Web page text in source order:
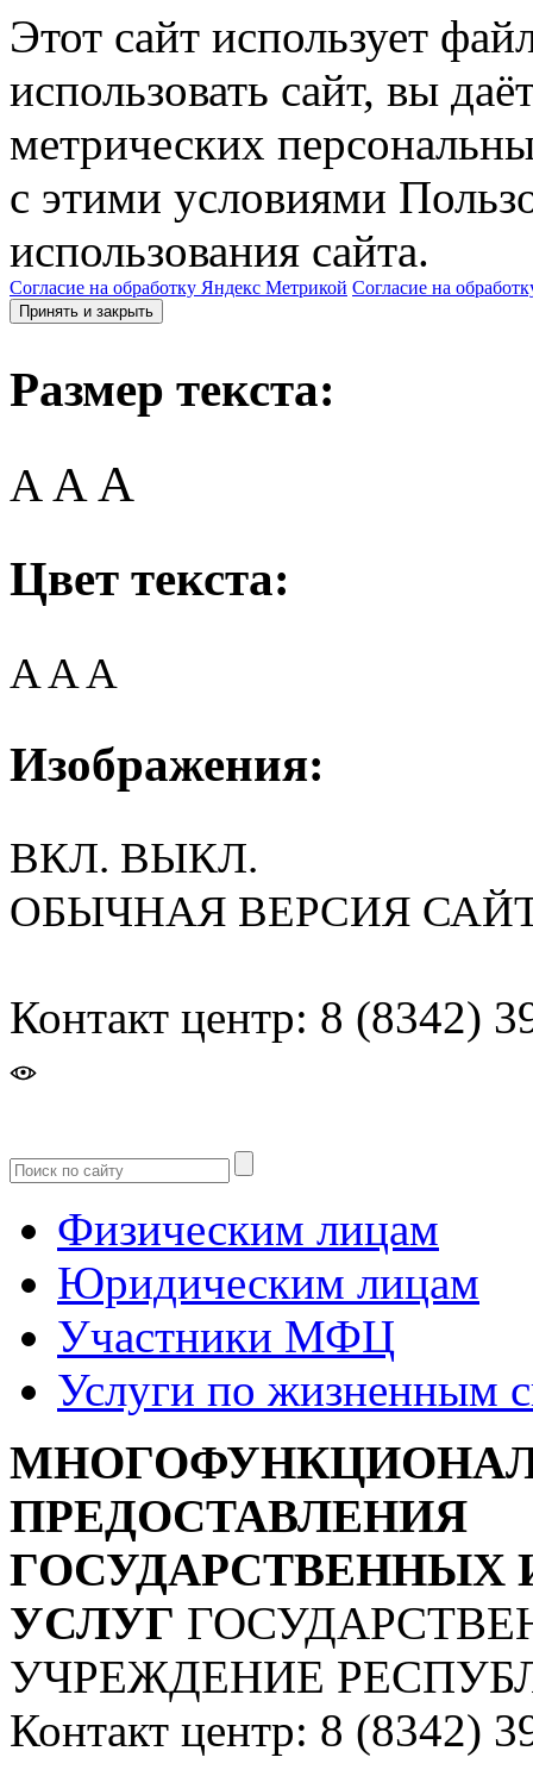
Этот сайт использует
использовать сайт, вы
метрических
с этими условиями
использования сайта.
Согласие на обработку Яндекс Метрикой Согласие на
Принять и закрыть
Размер текста:
A AA
Цвет текста:
AAA
Изображения:
ВКЛ. ВЫКЛ.
ОБЫЧНАЯ ВЕРСИЯ
Контакт центр: 8 (8342)
Физическим лицам
Юридическим лицам
Участники МФЦ
Услуги по жизненным
ПРЕДОСТАВЛЕНИЯ
УСЛУГ
УЧРЕЖДЕНИЕ
Контакт центр: 8 (8342)